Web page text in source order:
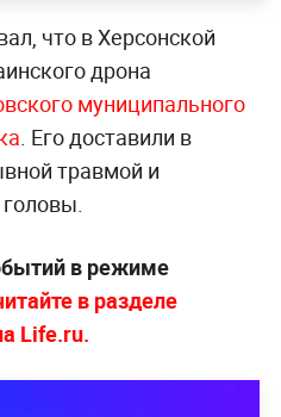
что в Херсонской
дрона
муниципального
. Его доставили в
травмой и
в режиме
в разделе
Life.ru.